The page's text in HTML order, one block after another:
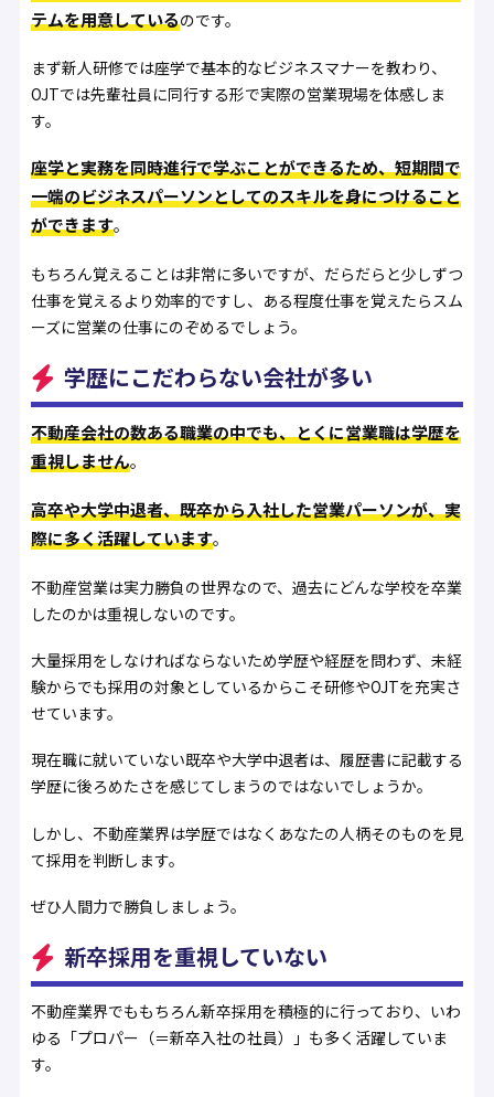
テムを用意しているのです。
まず新人研修では座学で基本的なビジネスマナーを教わり、
OJTでは先輩社員に同行する形で実際の営業現場を体感しま
す。
座学と実務を同時進行で学ぶことができるため、短期間で
一端のビジネスパーソンとしてのスキルを身につけること
ができます。
もちろん覚えることは非常に多いですが、だらだらと少しずつ
仕事を覚えるより効率的ですし、ある程度仕事を覚えたらスム
ーズに営業の仕事にのぞめるでしょう。
学歴にこだわらない会社が多い
不動産会社の数ある職業の中でも、とくに営業職は学歴を
重視しません。
高卒や大学中退者、既卒から入社した営業パーソンが、実
際に多く活躍しています。
不動産営業は実力勝負の世界なので、過去にどんな学校を卒業
したのかは重視しないのです。
大量採用をしなければならないため学歴や経歴を問わず、未経
験からでも採用の対象としているからこそ研修やOJTを充実さ
せています。
現在職に就いていない既卒や大学中退者は、履歴書に記載する
学歴に後ろめたさを感じてしまうのではないでしょうか。
しかし、不動産業界は学歴ではなくあなたの人柄そのものを見
て採用を判断します。
ぜひ人間力で勝負しましょう。
新卒採用を重視していない
不動産業界でももちろん新卒採用を積極的に行っており、いわ
ゆる「プロパー（＝新卒入社の社員）」も多く活躍していま
す。